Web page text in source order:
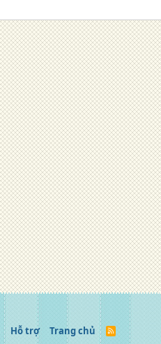
Hỗ trợ Trang chủ
R